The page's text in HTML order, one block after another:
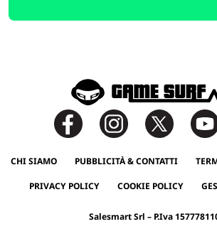
CHI SIAMO PUBBLICITÀ & CONTATTI
PRIVACY POLICY COOKIE POLICY
Salesmart Srl – P.Iva